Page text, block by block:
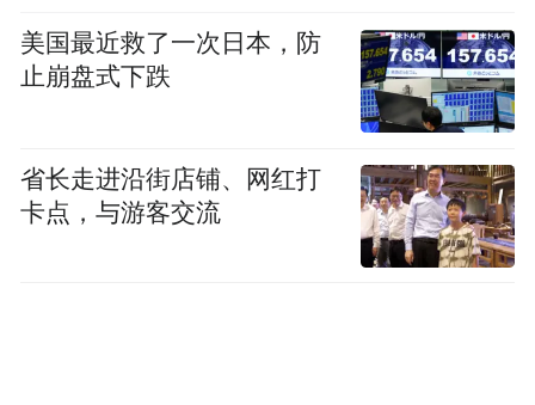
汇聚整个社会的创新力量，引导移动营销市
场向更好的方向前进，让更多企业通过学习
创新、高效的经营模式，取得长久发展之
道。
随着我国在壮大数字经济、助力乡村振兴、
美国最近救了一次日本，防
止崩盘式下跌
省长走进沿街店铺、网红打
卡点，与游客交流